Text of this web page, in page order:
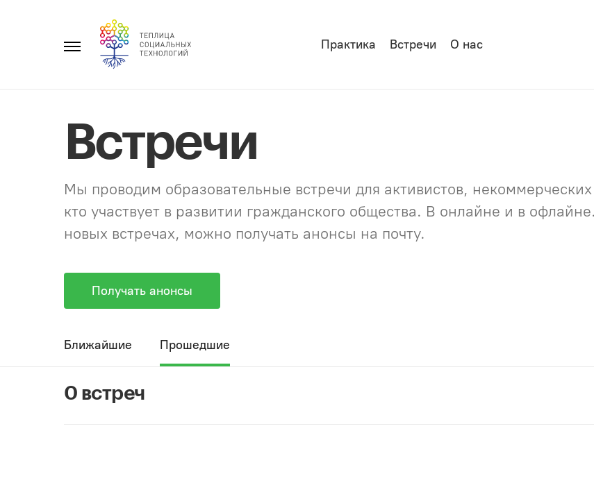
Главное
Практика Встречи О нас
Встречи
Мы проводим образовательные встречи для активистов,
кто участвует в развитии гражданского общества. В онлайне и в
новых встречах, можно получать анонсы на почту.
Получать анонсы
Ближайшие Прошедшие
0 встреч